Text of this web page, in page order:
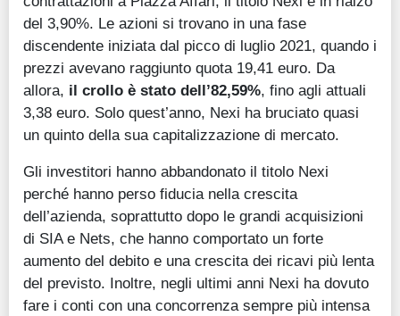
del 3,90%. Le azioni si trovano in una fase
discendente iniziata dal picco di luglio 2021, quando i
prezzi avevano raggiunto quota 19,41 euro. Da
allora, il crollo è stato dell’82,59%, fino agli attuali
3,38 euro. Solo quest’anno, Nexi ha bruciato quasi
un quinto della sua capitalizzazione di mercato.
Gli investitori hanno abbandonato il titolo Nexi
perché hanno perso fiducia nella crescita
dell’azienda, soprattutto dopo le grandi acquisizioni
di SIA e Nets, che hanno comportato un forte
aumento del debito e una crescita dei ricavi più lenta
del previsto. Inoltre, negli ultimi anni Nexi ha dovuto
fare i conti con una concorrenza sempre più intensa